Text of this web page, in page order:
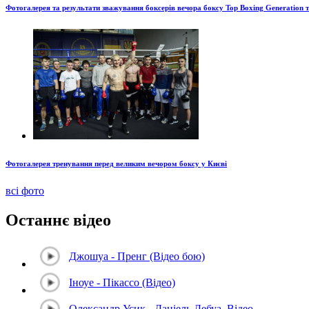
Фотогалерея та результати зважування боксерів вечора боксу Top Boxing Generation
Фотогалерея тренування перед великим вечором боксу у Києві
всі фото
Останнє відео
Джошуа - Пренг (Відео бою)
Іноуе - Пікассо (Відео)